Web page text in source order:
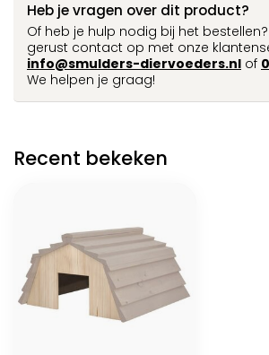
Heb je vragen over dit product?
Of heb je hulp nodig bij het
gerust contact op met onze
info@smulders-diervoeders.nl of
We helpen je graag!
Recent bekeken